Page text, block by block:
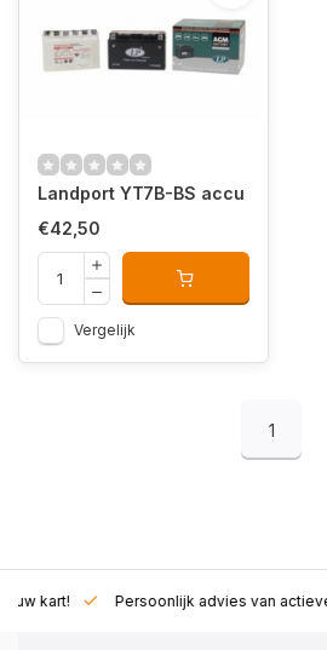
Landport YT7B-BS accu
€42,50
Vergelijk
1
Persoonlijk advies van actieve